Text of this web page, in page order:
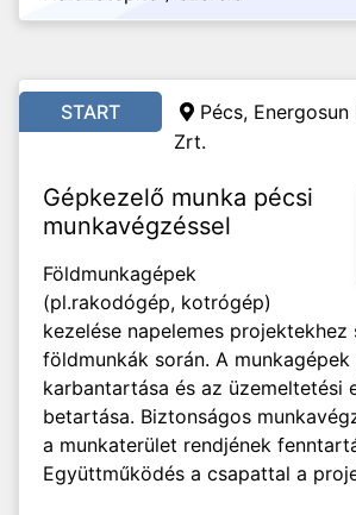
START
Pécs,
Zrt.
Gépkezelő munka pécsi
munkavégzéssel
Földmunkagépek
(pl.rakodógép, kotrógép)
kezelése napelemes projektekhez
földmunkák során. A munkagépek
karbantartása és az üzemeltetési
betartása. Biztonságos
a munkaterület rendjének
Együttműködés a csapattal a